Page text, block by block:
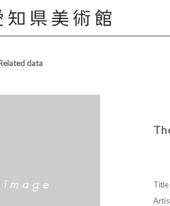
data
Title